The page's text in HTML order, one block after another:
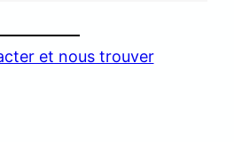
et nous trouver